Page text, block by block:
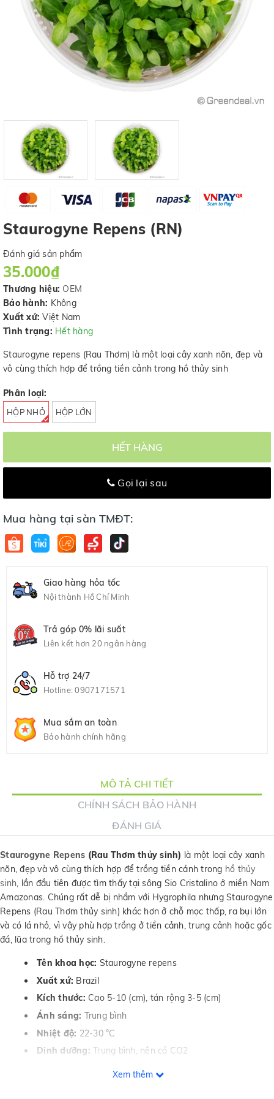
Staurogyne Repens (RN)
Đánh giá sản phẩm
35.000₫
Thương hiệu: OEM
Bảo hành: Không
Xuất xứ: Việt Nam
Tình trạng: Hết hàng
Staurogyne repens (Rau Thơm) là một loại cây xanh nõn, đẹp và
vô cùng thích hợp để trồng tiền cảnh trong hồ thủy sinh
Phân loại:
HỘP NHỎ HỘP LỚN
HẾT HÀNG
Gọi lại sau
Mua hàng tại sàn TMĐT:
Giao hàng hỏa tốc
Nội thành Hồ Chí Minh
Trả góp 0% lãi suất
Liên kết hơn 20 ngân hàng
Hỗ trợ 24/7
Hotline:0907171571
Mua sắm an toàn
Bảo hành chính hãng
MÔ TẢ CHI TIẾT
CHÍNH SÁCH BẢO HÀNH
ĐÁNH GIÁ
Staurogyne Repens (Rau Thơm thủy sinh) là một loại cây xanh
nõn, đẹp và vô cùng thích hợp để trồng tiền cảnh trong hồ thủy
sinh, lần đầu tiên được tìm thấy tại sông Sio Cristalino ở miền Nam
Amazonas. Chúng rất dễ bị nhầm với Hygrophila nhưng Staurogyne
Repens (Rau Thơm thủy sinh) khác hơn ở chỗ mọc thấp, ra bụi lớn
và có lá nhỏ, vì vậy phù hợp trồng ở tiền cảnh, trung cảnh hoặc gốc
đá, lũa trong hồ thủy sinh.
Tên khoa học: Staurogyne repens
Xuất xứ: Brazil
Kích thước: Cao 5-10 (cm), tán rộng 3-5 (cm)
Ánh sáng: Trung bình
Nhiệt độ: 22-30 °C
Dinh dưỡng: Trung bình, nên có CO2
Xem thêm